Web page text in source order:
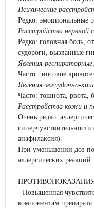
Психические
Редко: эмоциональные
Расстройства нервной
Редко: головная боль,
судороги, вызванные
Явления
Часто : носовое
Явления желудочно-
Часто: тошнота, рвота,
Расстройства кожи и
Очень редко:
анафилаксия).
При уменьшении доз
аллергических реакций.
- Повышенная
компонентам препарата